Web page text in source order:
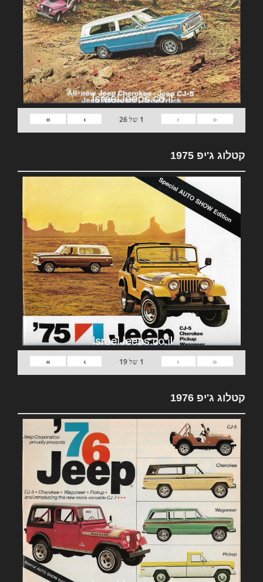
«
‹
1 של26
›
»
קטלוג ג'יפ 1975
«
‹
1 של19
›
»
קטלוג ג'יפ 1976